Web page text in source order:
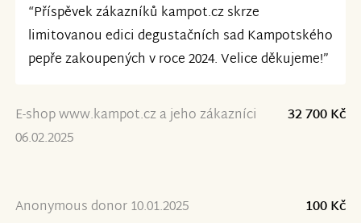
“Příspěvek zákazníků kampot.cz skrze
limitovanou edici degustačních sad Kampotského
pepře zakoupených v roce 2024. Velice děkujeme!”
E-shop www.kampot.cz a jeho zákazníci
06.02.2025
32 700 Kč
Anonymous donor 10.01.2025 100 Kč